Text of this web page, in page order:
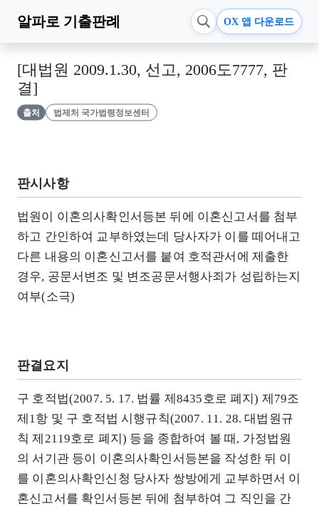
알파로 기출판례 OX 앱 다운로드
[대법원 2009.1.30, 선고, 2006도7777, 판
결]
출처 법제처 국가법령정보센터
판시사항
법원이 이혼의사확인서등본 뒤에 이혼신고서를 첨부
하고 간인하여 교부하였는데 당사자가 이를 떼어내고
다른 내용의 이혼신고서를 붙여 호적관서에 제출한
경우, 공문서변조 및 변조공문서행사죄가 성립하는지
여부(소극)
판결요지
구 호적법(2007. 5. 17. 법률 제8435호로 폐지) 제79조
제1항 및 구 호적법 시행규칙(2007. 11. 28. 대법원규
칙 제2119호로 폐지) 등을 종합하여 볼 때, 가정법원
의 서기관 등이 이혼의사확인서등본을 작성한 뒤 이
를 이혼의사확인신청 당사자 쌍방에게 교부하면서 이
혼신고서를 확인서등본 뒤에 첨부하여 그 직인을 간